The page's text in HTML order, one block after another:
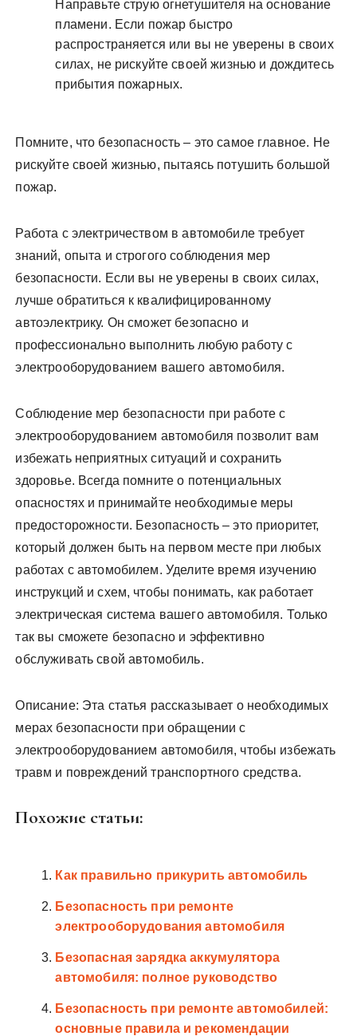
Направьте струю огнетушителя на основание
пламени. Если пожар быстро
распространяется или вы не уверены в своих
силах, не рискуйте своей жизнью и дождитесь
прибытия пожарных.
Помните, что безопасность – это самое главное. Не
рискуйте своей жизнью, пытаясь потушить большой
пожар.
Работа с электричеством в автомобиле требует
знаний, опыта и строгого соблюдения мер
безопасности. Если вы не уверены в своих силах,
лучше обратиться к квалифицированному
автоэлектрику. Он сможет безопасно и
профессионально выполнить любую работу с
электрооборудованием вашего автомобиля.
Соблюдение мер безопасности при работе с
электрооборудованием автомобиля позволит вам
избежать неприятных ситуаций и сохранить
здоровье. Всегда помните о потенциальных
опасностях и принимайте необходимые меры
предосторожности. Безопасность – это приоритет,
который должен быть на первом месте при любых
работах с автомобилем. Уделите время изучению
инструкций и схем, чтобы понимать, как работает
электрическая система вашего автомобиля. Только
так вы сможете безопасно и эффективно
обслуживать свой автомобиль.
Описание: Эта статья рассказывает о необходимых
мерах безопасности при обращении с
электрооборудованием автомобиля, чтобы избежать
травм и повреждений транспортного средства.
Похожие статьи:
Как правильно прикурить автомобиль
Безопасность при ремонте
электрооборудования автомобиля
Безопасная зарядка аккумулятора
автомобиля: полное руководство
Безопасность при ремонте автомобилей:
основные правила и рекомендации